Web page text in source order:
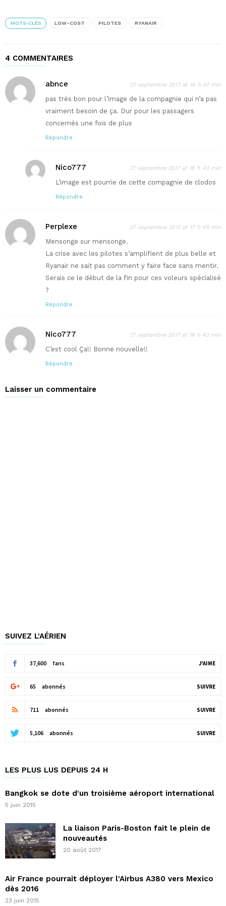
MOTS-CLÉS LOW-COST PILOTES RYANAIR
4 COMMENTAIRES
abnce 27 septembre 2017 at 16 h 47 min
pas très bon pour l’image de la compagnie qui n’a pas
vraiment besoin de ça. Dur pour les passagers
concernés une fois de plus
Répondre
Nico777 27 septembre 2017 at 18 h 43 min
L’image est pourrie de cette compagnie de clodos
Répondre
Perplexe 27 septembre 2017 at 17 h 45 min
Mensonge sur mensonge.
La crise avec les pilotes s’amplifient de plus belle et
Ryanair ne sait pas comment y faire face sans mentir.
Serais ce le début de la fin pour ces voleurs spécialisé
?
Répondre
Nico777 27 septembre 2017 at 18 h 42 min
C’est cool Ça!! Bonne nouvelle!!
Répondre
Laisser un commentaire
SUIVEZ L'AÉRIEN
37,600 fans J'AIME
65 abonnés SUIVRE
711 abonnés SUIVRE
5,106 abonnés SUIVRE
LES PLUS LUS DEPUIS 24 H
Bangkok se dote d'un troisième aéroport international
5 juin 2015
La liaison Paris-Boston fait le plein de
nouveautés
20 août 2017
Air France pourrait déployer l'Airbus A380 vers Mexico
dès 2016
23 juin 2015